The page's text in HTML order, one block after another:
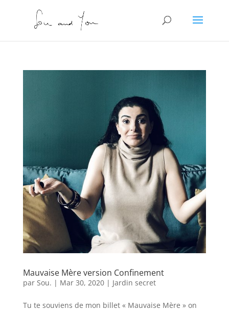
Mauvaise Mère version Confinement
par Sou. | Mar 30, 2020| Jardin secret
Tu te souviens de mon billet « Mauvaise Mère » on